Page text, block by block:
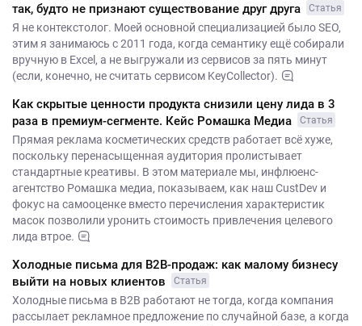
так, будто не признают существование друг друга
Статья
Я не контекстолог. Моей основной специализацией было SEO,
этим я занимаюсь с 2011 года, когда семантику ещё собирали
вручную в Excel, а не выгружали из сервисов за пять минут
(если, конечно, не считать сервисом KeyCollector).
Как скрытые ценности продукта снизили цену лида в 3
раза в премиум-сегменте. Кейс Ромашка Медиа
Статья
Прямая реклама косметических средств работает всё хуже,
поскольку перенасыщенная аудитория пролистывает
стандартные креативы. В этом материале мы, инфлюенс-
агентство Ромашка медиа, показываем, как наш CustDev и
фокус на самооценке вместо перечисления характеристик
масок позволили уронить стоимость привлечения целевого
лида втрое.
Холодные письма для B2B-продаж: как малому бизнесу
выйти на новых клиентов
Статья
Холодные письма в B2B работают не тогда, когда компания
рассылает рекламное предложение по случайной базе, а когда